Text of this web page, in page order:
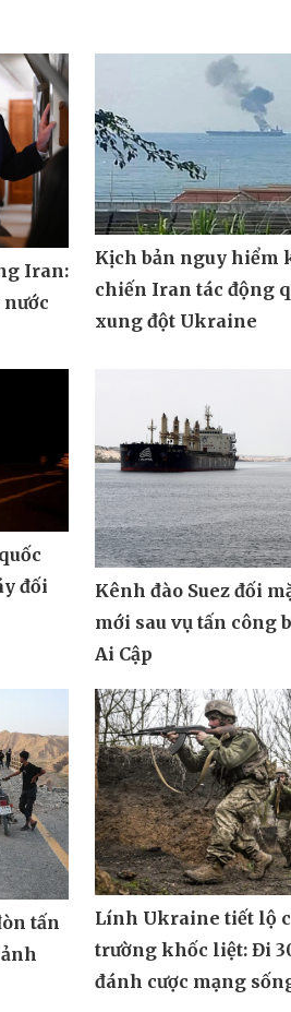
Iran:
Kịch bản nguy hiểm
chiến Iran tác động
xung đột Ukraine
đối
Kênh đào Suez đối
mới sau vụ tấn công
Ai Cập
tấn
Lính Ukraine tiết lộ
trường khốc liệt: Đi
đánh cược mạng